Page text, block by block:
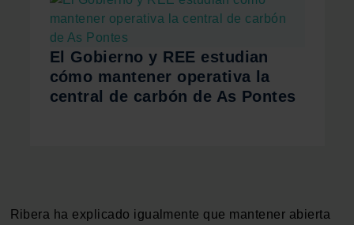
El Gobierno y REE estudian
cómo mantener operativa la
central de carbón de As Pontes
Ribera ha explicado igualmente que mantener abierta